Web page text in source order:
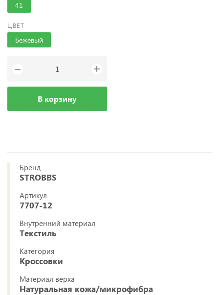
41
ЦВЕТ
Бежевый
− +
В корзину
Бренд
STROBBS
Артикул
7707-12
Внутренний материал
Текстиль
Категория
Кроссовки
Материал верха
Натуральная кожа/микрофибра